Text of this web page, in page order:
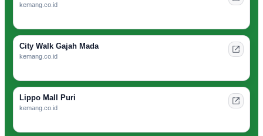
kemang.co.id
City Walk Gajah Mada
kemang.co.id
Lippo Mall Puri
kemang.co.id